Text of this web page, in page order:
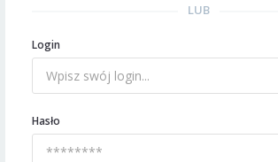
LUB
Login
Hasło